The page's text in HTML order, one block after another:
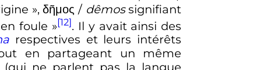
»,δῆμος / dêmossignifiant
foule »[12]. Il y avait ainsi des
respectives et leurs intérêts
en partageant un même